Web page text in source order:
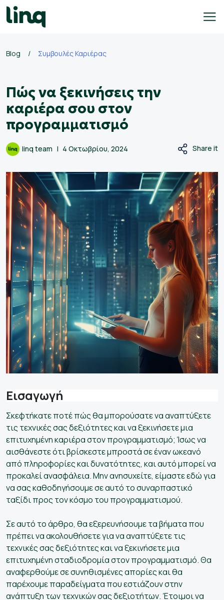
Skip
to
Blog / Συμβουλές Καριέρας
Πώς να ξεκινήσεις την
καριέρα σου στον
προγραμματισμό
linq team 4 Οκτωβρίου, 2024 Share it
Εισαγωγή
Σκεφτήκατε ποτέ πώς θα μπορούσατε να αναπτύξετε
τις τεχνικές σας δεξιότητες και να ξεκινήσετε μια
επιτυχημένη καριέρα στον προγραμματισμό; Ίσως να
αισθάνεστε ότι βρίσκεστε μπροστά σε έναν ωκεανό
από πληροφορίες και δυνατότητες, και αυτό μπορεί να
προκαλεί ανασφάλεια. Μην ανησυχείτε, είμαστε εδώ για
να σας καθοδηγήσουμε σε αυτό το συναρπαστικό
ταξίδι προς τον κόσμο του προγραμματισμού.
Σε αυτό το άρθρο, θα εξερευνήσουμε τα βήματα που
πρέπει να ακολουθήσετε για να αναπτύξετε τις
τεχνικές σας δεξιότητες και να ξεκινήσετε μια
επιτυχημένη σταδιοδρομία στον προγραμματισμό. Θα
αναφερθούμε σε συνηθισμένες απορίες και θα
παρέχουμε παραδείγματα που εστιάζουν στην
ανάπτυξη των τεχνικών σας δεξιοτήτων. Έτοιμοι να
Ελληνικά